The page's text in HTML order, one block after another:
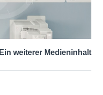
Ein weiterer Medieninhalt